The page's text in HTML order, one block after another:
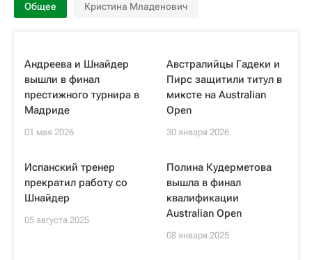
Общее Кристина Младенович
Андреева и Шнайдер
вышли в финал
престижного турнира в
Мадриде
01 мая 2026
Австралийцы Гадеки и
Пирс защитили титул в
миксте на Australian
Open
30 января 2026
Испанский тренер
прекратил работу со
Шнайдер
05 августа 2025
Полина Кудерметова
вышла в финал
квалификации
Australian Open
08 января 2025